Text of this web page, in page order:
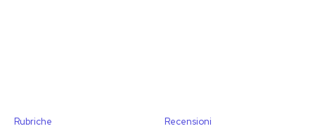
Rubriche Recensioni